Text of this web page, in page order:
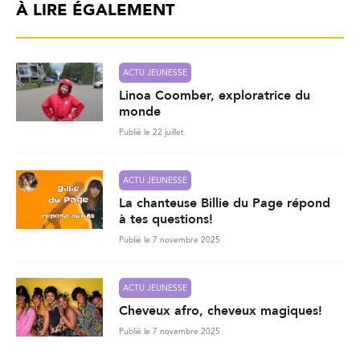
À LIRE ÉGALEMENT
ACTU JEUNESSE
Linoa Coomber, exploratrice du
monde
Publié le 22 juillet
ACTU JEUNESSE
La chanteuse Billie du Page répond
à tes questions!
Publié le 7 novembre 2025
ACTU JEUNESSE
Cheveux afro, cheveux magiques!
Publié le 7 novembre 2025